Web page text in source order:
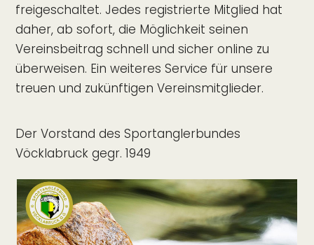
freigeschaltet. Jedes registrierte Mitglied hat
daher, ab sofort, die Möglichkeit seinen
Vereinsbeitrag schnell und sicher online zu
überweisen. Ein weiteres Service für unsere
treuen und zukünftigen Vereinsmitglieder.
Der Vorstand des Sportanglerbundes
Vöcklabruck gegr. 1949